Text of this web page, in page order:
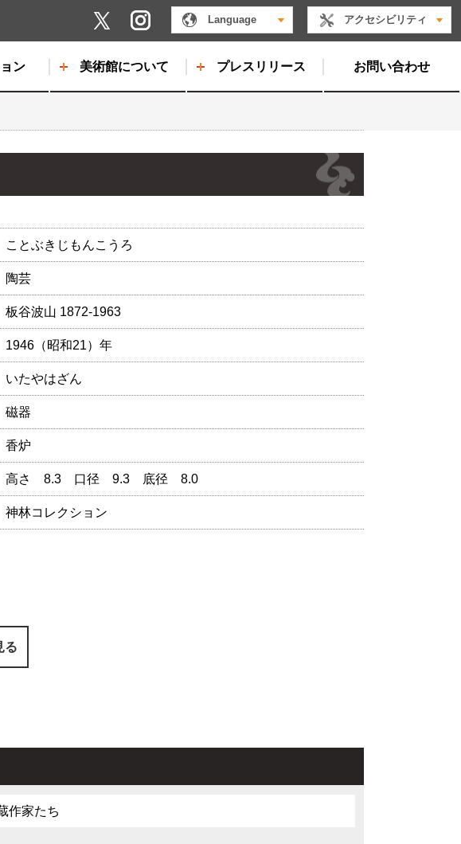
Instagram Language アクセシビリティ
ン 美術館について プレスリリース お問い合わせ
ことぶきじもんこうろ
陶芸
板谷波山 1872-1963
1946（昭和21）年
いたやはざん
磁器
香炉
高さ 8.3 口径 9.3 底径 8.0
神林コレクション
る
作家たち